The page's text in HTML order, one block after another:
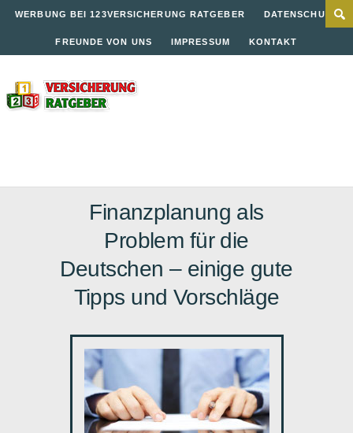
WERBUNG BEI 123VERSICHERUNG RATGEBER DATENSCHUTZ
FREUNDE VON UNS IMPRESSUM KONTAKT
Finanzplanung als
Problem für die
Deutschen – einige gute
Tipps und Vorschläge